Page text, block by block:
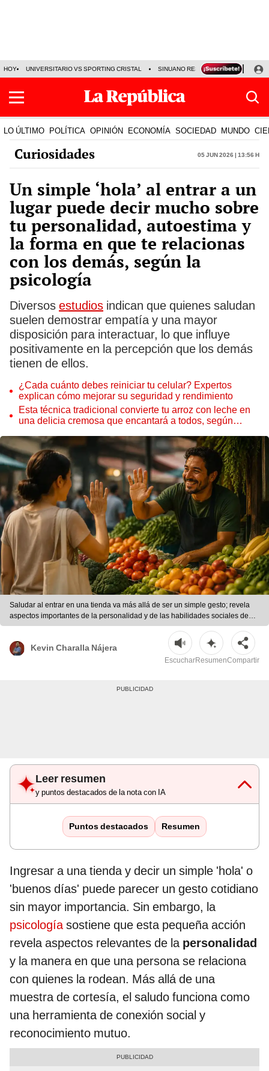
HOY UNIVERSITARIO VS SPORTING CRISTAL SINUANO RESULTADOS HOY
LO ÚLTIMO POLÍTICA OPINIÓN ECONOMÍA SOCIEDAD MUNDO
Curiosidades 05 Jun 2026 | 13:56 h
Un simple ‘hola’ al entrar a un
lugar puede decir mucho sobre
tu personalidad, autoestima y
la forma en que te relacionas
con los demás, según la
psicología
Diversos estudios indican que quienes saludan
suelen demostrar empatía y una mayor
disposición para interactuar, lo que influye
positivamente en la percepción que los demás
tienen de ellos.
¿Cada cuánto debes reiniciar tu celular? Expertos
explican cómo mejorar su seguridad y rendimiento
Esta técnica tradicional convierte tu arroz con leche en
una delicia cremosa que encantará a todos, según
Saludar al entrar en una tienda va más allá de ser un simple gesto; revela
aspectos importantes de la personalidad y de las habilidades sociales de
una persona. | Foto: Dall-E
Kevin Charalla Nájera
EscucharResumenCompartir
Leer resumen
y puntos destacados de la nota con IA
Puntos destacados Resumen
Ingresar a una tienda y decir un simple 'hola' o
'buenos días' puede parecer un gesto cotidiano
sin mayor importancia. Sin embargo, la
psicologíasostiene que esta pequeña acción
revela aspectos relevantes de la personalidad
y la manera en que una persona se relaciona
con quienes la rodean. Más allá de una
muestra de cortesía, el saludo funciona como
una herramienta de conexión social y
reconocimiento mutuo.